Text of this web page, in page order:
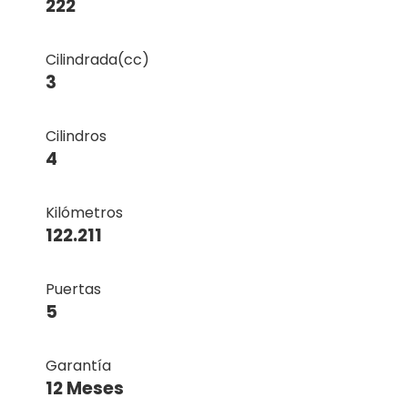
222
Cilindrada(cc)
3
Cilindros
4
Kilómetros
122.211
Puertas
5
Garantía
12 Meses